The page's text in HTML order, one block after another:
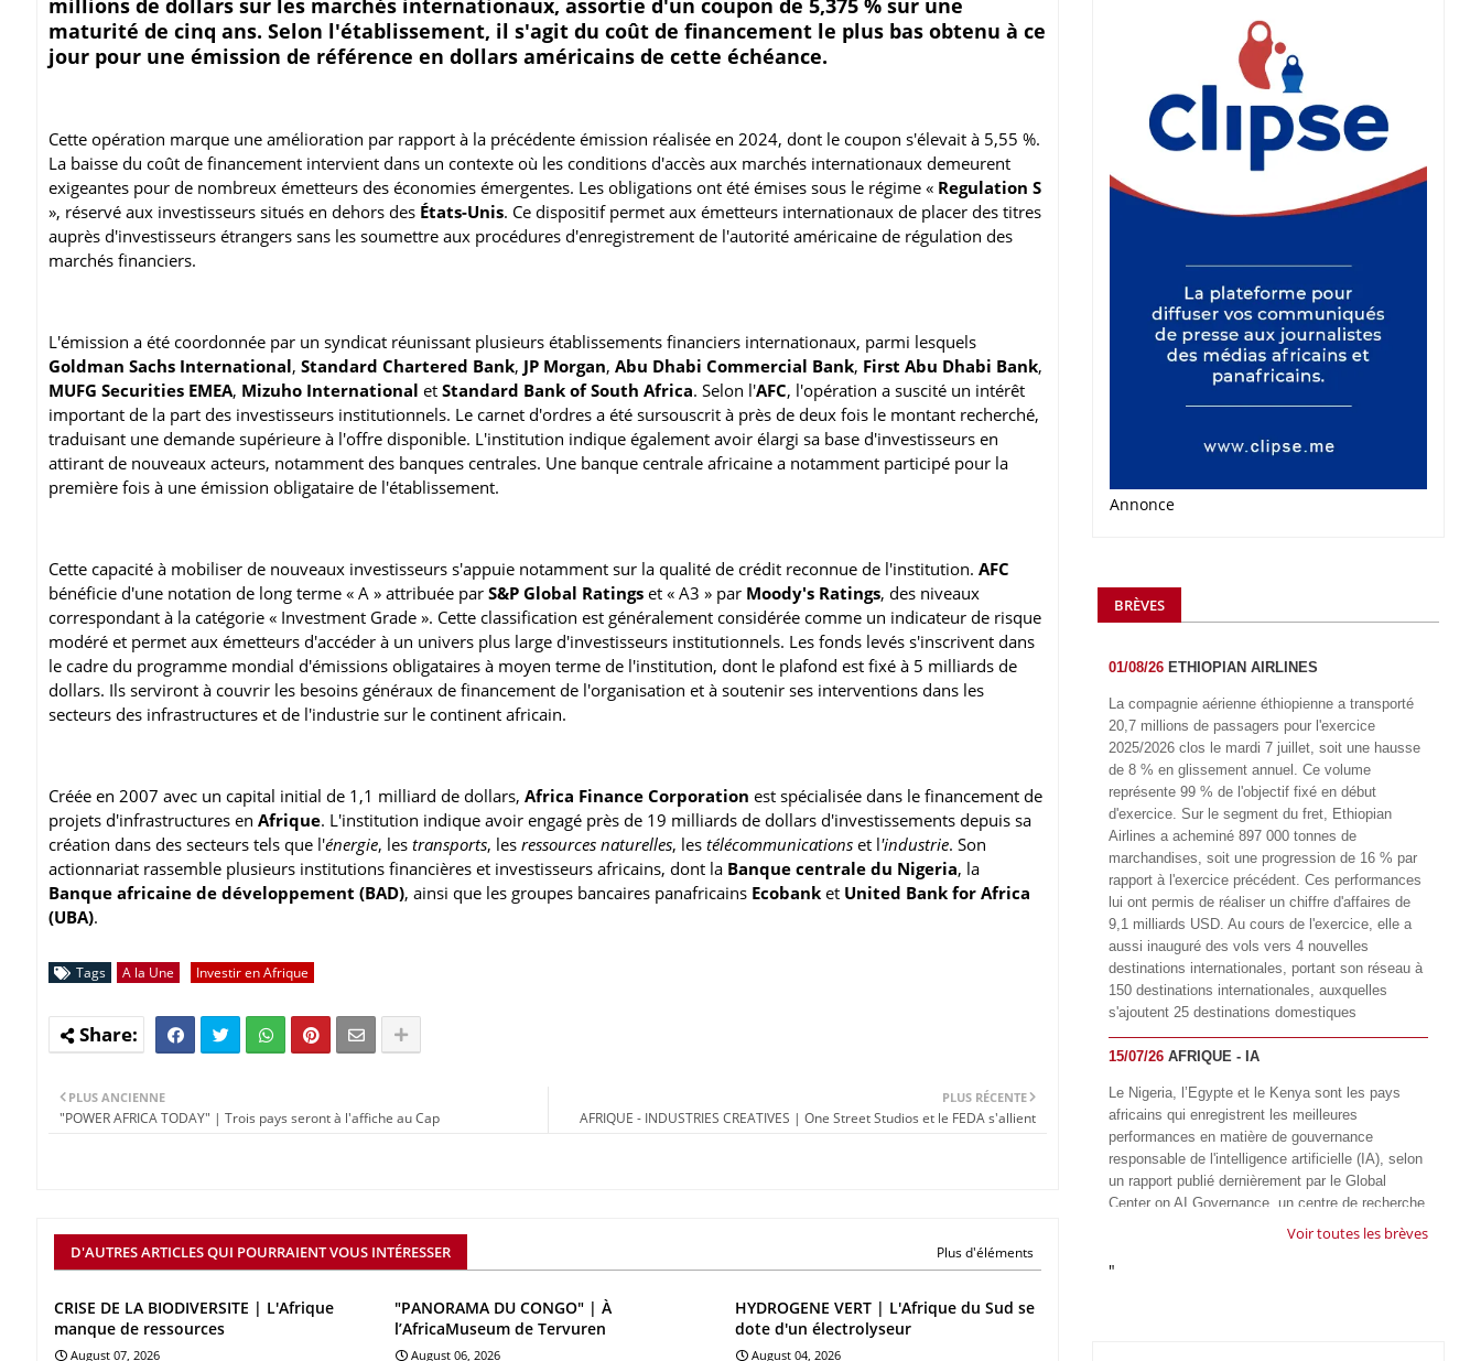
maturité de cinq ans. Selon l'établissement, il s'agit du coût de financement le plus bas obtenu à ce
jour pour une émission de référence en dollars américains de cette échéance.
Cette opération marque une amélioration par rapport à la précédente émission réalisée en 2024, dont le coupon s'élevait à 5,55 %.
La baisse du coût de financement intervient dans un contexte où les conditions d'accès aux marchés internationaux demeurent
exigeantes pour de nombreux émetteurs des économies émergentes. Les obligations ont été émises sous le régime « Regulation S
», réservé aux investisseurs situés en dehors des États-Unis. Ce dispositif permet aux émetteurs internationaux de placer des titres
auprès d'investisseurs étrangers sans les soumettre aux procédures d'enregistrement de l'autorité américaine de régulation des
marchés financiers.
L'émission a été coordonnée par un syndicat réunissant plusieurs établissements financiers internationaux, parmi lesquels
Goldman Sachs International, Standard Chartered Bank, JP Morgan, Abu Dhabi Commercial Bank, First Abu Dhabi Bank,
MUFG Securities EMEA, Mizuho International et Standard Bank of South Africa. Selon l'AFC, l'opération a suscité un intérêt
important de la part des investisseurs institutionnels. Le carnet d'ordres a été sursouscrit à près de deux fois le montant recherché,
traduisant une demande supérieure à l'offre disponible. L'institution indique également avoir élargi sa base d'investisseurs en
attirant de nouveaux acteurs, notamment des banques centrales. Une banque centrale africaine a notamment participé pour la
première fois à une émission obligataire de l'établissement.
Cette capacité à mobiliser de nouveaux investisseurs s'appuie notamment sur la qualité de crédit reconnue de l'institution. AFC
bénéficie d'une notation de long terme « A » attribuée par S&P Global Ratings et « A3 » par Moody's Ratings, des niveaux
correspondant à la catégorie « Investment Grade ». Cette classification est généralement considérée comme un indicateur de risque
modéré et permet aux émetteurs d'accéder à un univers plus large d'investisseurs institutionnels. Les fonds levés s'inscrivent dans
le cadre du programme mondial d'émissions obligataires à moyen terme de l'institution, dont le plafond est fixé à 5 milliards de
dollars. Ils serviront à couvrir les besoins généraux de financement de l'organisation et à soutenir ses interventions dans les
secteurs des infrastructures et de l'industrie sur le continent africain.
Créée en 2007 avec un capital initial de 1,1 milliard de dollars, Africa Finance Corporation est spécialisée dans le financement de
projets d'infrastructures en Afrique. L'institution indique avoir engagé près de 19 milliards de dollars d'investissements depuis sa
création dans des secteurs tels que l'énergie, les transports, les ressources naturelles, les télécommunications et l'industrie. Son
actionnariat rassemble plusieurs institutions financières et investisseurs africains, dont la Banque centrale du Nigeria, la
Banque africaine de développement (BAD), ainsi que les groupes bancaires panafricains Ecobank et United Bank for Africa
(UBA).
Tags A la Une Investir en Afrique
PLUS RÉCENTE
AFRIQUE - INDUSTRIES CREATIVES | One Street Studios et le FEDA s'allient
PLUS ANCIENNE
"POWER AFRICA TODAY" | Trois pays seront à l'affiche au Cap
D'AUTRES ARTICLES QUI POURRAIENT VOUS INTÉRESSER Plus d'éléments
CRISE DE LA BIODIVERSITE | L'Afrique
manque de ressources
August 07, 2026
"PANORAMA DU CONGO" | À
l’AfricaMuseum de Tervuren
August 06, 2026
HYDROGENE VERT | L'Afrique du Sud se
dote d'un électrolyseur
August 04, 2026
Annonce
BRÈVES
01/08/26 ETHIOPIAN AIRLINES
La compagnie aérienne éthiopienne a transporté
20,7 millions de passagers pour l'exercice
2025/2026 clos le mardi 7 juillet, soit une hausse
de 8 % en glissement annuel. Ce volume
représente 99 % de l'objectif fixé en début
d'exercice. Sur le segment du fret, Ethiopian
Airlines a acheminé 897 000 tonnes de
marchandises, soit une progression de 16 % par
rapport à l'exercice précédent. Ces performances
lui ont permis de réaliser un chiffre d'affaires de
9,1 milliards USD. Au cours de l'exercice, elle a
aussi inauguré des vols vers 4 nouvelles
destinations internationales, portant son réseau à
150 destinations internationales, auxquelles
s'ajoutent 25 destinations domestiques
15/07/26 AFRIQUE - IA
Le Nigeria, l’Egypte et le Kenya sont les pays
africains qui enregistrent les meilleures
performances en matière de gouvernance
responsable de l'intelligence artificielle (IA), selon
un rapport publié dernièrement par le Global
Center on AI Governance, un centre de recherche
basé en Afrique du Sud, qui œuvre à promouvoir
à l'échelle mondiale. Alors que l’IA transforme
Voir toutes les brèves
"